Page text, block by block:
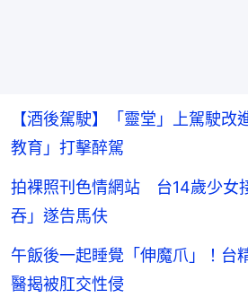
【酒後駕駛】「靈堂」上駕駛改
教育」打擊醉駕
拍裸照刊色情網站 台14歲少女
吞」遂告馬伕
午飯後一起睡覺「伸魔爪」！台
醫揭被肛交性侵